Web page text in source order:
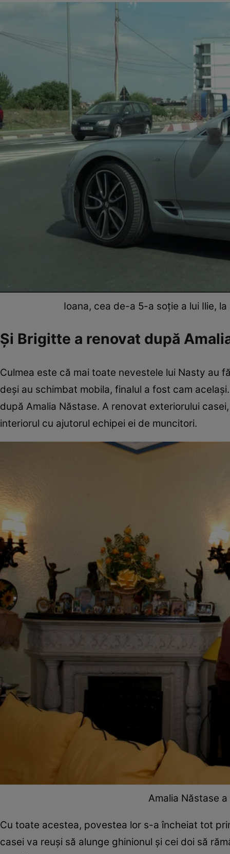
Ioana, cea de-a 5-a soție a lui Ilie,
Și Brigitte a renovat după
Culmea este că mai toate nevestele lui Nasty au
deşi au schimbat mobila, finalul a fost cam
după Amalia Năstase. A renovat exteriorului
interiorul cu ajutorul echipei ei de muncitori.
Amalia Năstase
Cu toate acestea, povestea lor s-a încheiat tot
casei va reuși să alunge ghinionul și cei doi să